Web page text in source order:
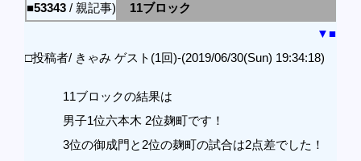
■53343 / 親記事)
11ブロック
▼■
□投稿者/ きゃみ ゲスト(1回)-(2019/06/30(Sun) 19:34:18)
11ブロックの結果は
男子1位六本木 2位麹町です！
3位の御成門と2位の麹町の試合は2点差でした！